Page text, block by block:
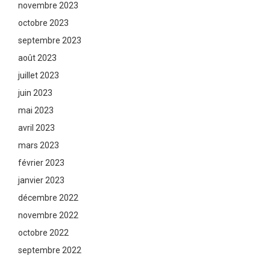
novembre 2023
octobre 2023
septembre 2023
août 2023
juillet 2023
juin 2023
mai 2023
avril 2023
mars 2023
février 2023
janvier 2023
décembre 2022
novembre 2022
octobre 2022
septembre 2022